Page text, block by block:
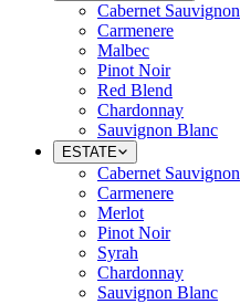
Cabernet Sauvignon
Carmenere
Malbec
Pinot Noir
Red Blend
Chardonnay
Sauvignon Blanc
ESTATE
Cabernet Sauvignon
Carmenere
Merlot
Pinot Noir
Syrah
Chardonnay
Sauvignon Blanc